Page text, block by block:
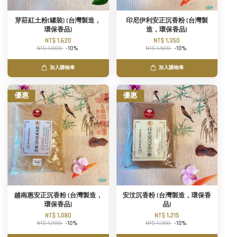
芽莊紅土粉(罐裝) (台灣製造，
環保香品)
NT$ 1,620
NT$ 1,800 -10%
加入購物車
印尼伊利安正沉香粉 (台灣製
造，環保香品)
NT$ 1,350
NT$ 1,500 -10%
加入購物車
優惠
越南惠安正沉香粉 (台灣製造，
環保香品)
NT$ 1,080
NT$ 1,200 -10%
優惠
安汶沉香粉 (台灣製造，環保香
品)
NT$ 1,215
NT$ 1,350 -10%